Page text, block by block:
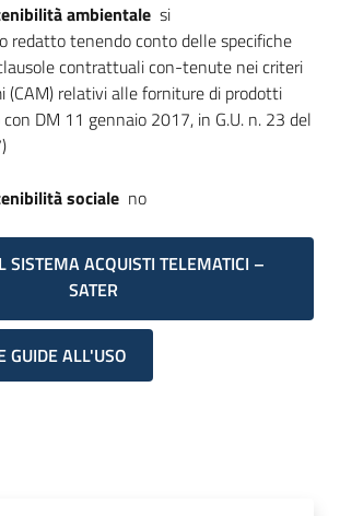
ambientale si
redatto tenendo conto delle specifiche
contrattuali con-tenute nei criteri
(CAM) relativi alle forniture di prodotti
DM 11 gennaio 2017, in G.U. n. 23 del
sociale no
SISTEMA ACQUISTI TELEMATICI –
SATER
GUIDE ALL'USO